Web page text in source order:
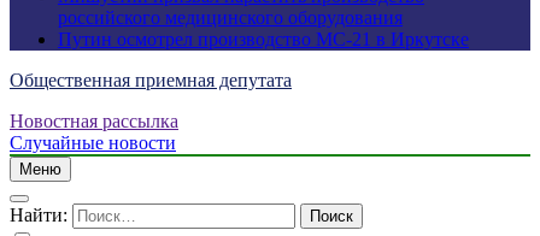
российского медицинского оборудования
Путин осмотрел производство МС-21 в Иркутске
Общественная приемная депутата
Новостная рассылка
Случайные новости
Меню
Найти: